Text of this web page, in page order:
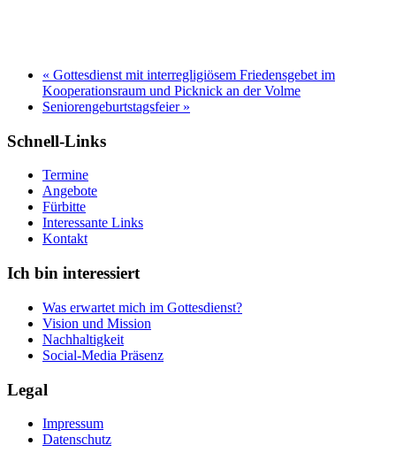
« Gottesdienst mit interregligiösem Friedensgebet im
Kooperationsraum und Picknick an der Volme
Seniorengeburtstagsfeier »
Schnell-Links
Termine
Angebote
Fürbitte
Interessante Links
Kontakt
Ich bin interessiert
Was erwartet mich im Gottesdienst?
Vision und Mission
Nachhaltigkeit
Social-Media Präsenz
Legal
Impressum
Datenschutz